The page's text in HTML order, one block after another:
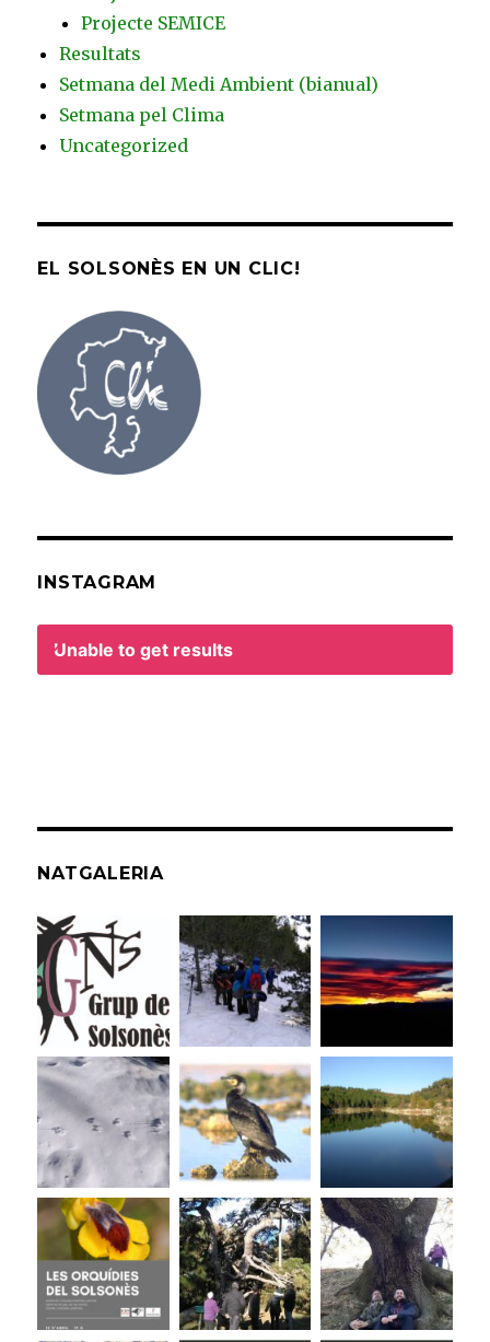
Projecte SEMICE
Resultats
Setmana del Medi Ambient (bianual)
Setmana pel Clima
Uncategorized
EL SOLSONÈS EN UN CLIC!
INSTAGRAM
Unable to get results
NATGALERIA